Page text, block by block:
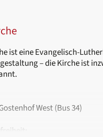
ist eine Evangelisch-
– die Kirche ist
West (Bus 34)